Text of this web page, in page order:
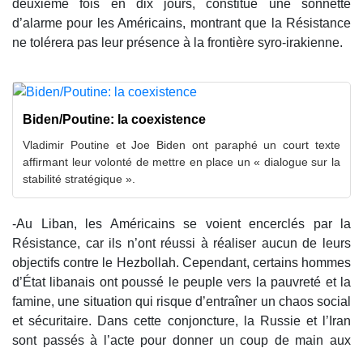
deuxième fois en dix jours, constitue une sonnette
d’alarme pour les Américains, montrant que la Résistance
ne tolérera pas leur présence à la frontière syro-irakienne.
Biden/Poutine: la coexistence
Vladimir Poutine et Joe Biden ont paraphé un court texte
affirmant leur volonté de mettre en place un « dialogue sur la
stabilité stratégique ».
-Au Liban, les Américains se voient encerclés par la
Résistance, car ils n’ont réussi à réaliser aucun de leurs
objectifs contre le Hezbollah. Cependant, certains hommes
d’État libanais ont poussé le peuple vers la pauvreté et la
famine, une situation qui risque d’entraîner un chaos social
et sécuritaire. Dans cette conjoncture, la Russie et l’Iran
sont passés à l’acte pour donner un coup de main aux